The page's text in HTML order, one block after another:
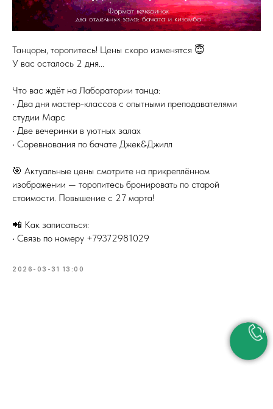
Танцоры, торопитесь! Цены скоро изменятся 😇
У вас осталось 2 дня...
Что вас ждёт на Лаборатории танца:
• Два дня мастер-классов с опытными преподавателями
студии Марс
• Две вечеринки в уютных залах
• Соревнования по бачате Джек&Джилл
🎯 Актуальные цены смотрите на прикреплённом
изображении — торопитесь бронировать по старой
стоимости. Повышение с 27 марта!
📲 Как записаться:
• Связь по номеру +79372981029
2026-03-31 13:00